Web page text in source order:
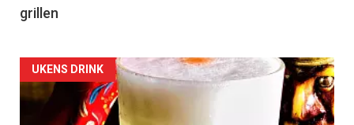
grillen
Forsiden
akkurat
UKENS DRINK